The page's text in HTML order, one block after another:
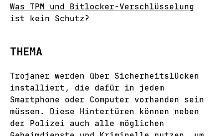
Was TPM und Bitlocker-Verschlüsselung
ist kein Schutz?
THEMA
Trojaner werden über Sicherheitslücken
installiert, die dafür in jedem
Smartphone oder Computer vorhanden sein
müssen. Diese Hintertüren können neben
der Polizei auch alle möglichen